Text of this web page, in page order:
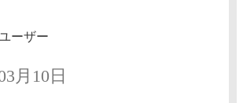
ーザー
月10日